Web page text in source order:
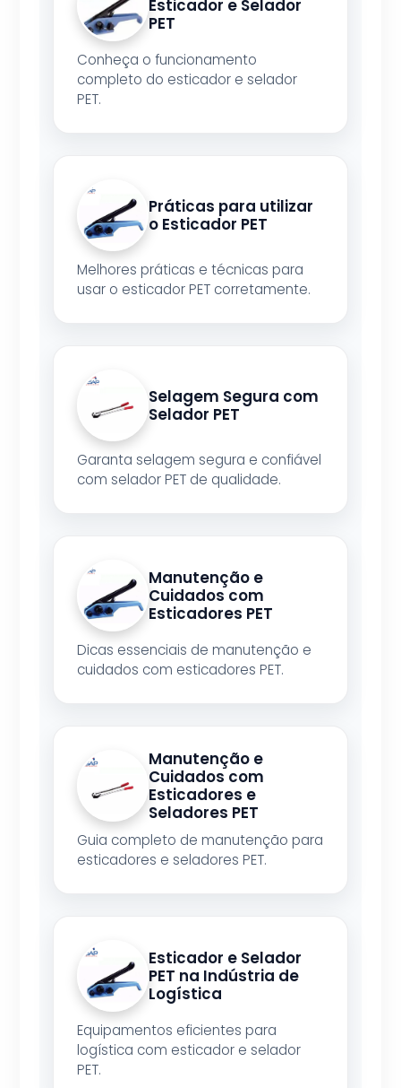
Esticador e Selador
PET
Conheça o funcionamento
completo do esticador e selador
PET.
Práticas para utilizar
o Esticador PET
Melhores práticas e técnicas para
usar o esticador PET corretamente.
Selagem Segura com
Selador PET
Garanta selagem segura e confiável
com selador PET de qualidade.
Manutenção e
Cuidados com
Esticadores PET
Dicas essenciais de manutenção e
cuidados com esticadores PET.
Manutenção e
Cuidados com
Esticadores e
Seladores PET
Guia completo de manutenção para
esticadores e seladores PET.
Esticador e Selador
PET na Indústria de
Logística
Equipamentos eficientes para
logística com esticador e selador
PET.